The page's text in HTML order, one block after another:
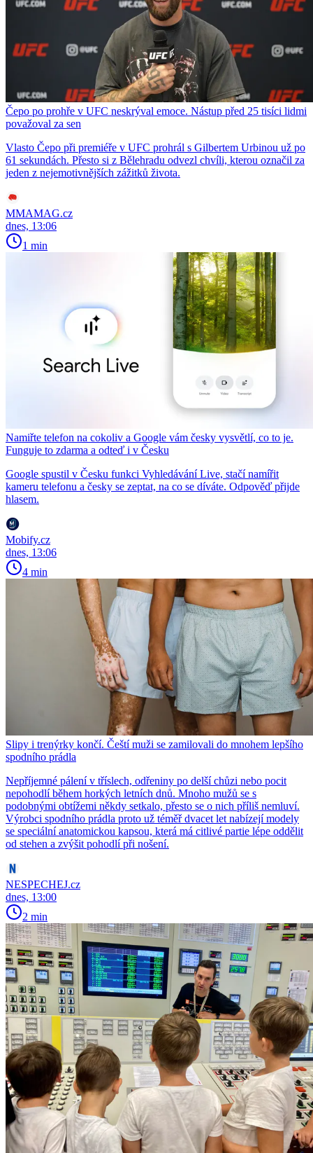
Čepo po prohře v UFC neskrýval emoce. Nástup před 25 tisíci lidmi
považoval za sen
Vlasto Čepo při premiéře v UFC prohrál s Gilbertem Urbinou už po
61 sekundách. Přesto si z Bělehradu odvezl chvíli, kterou označil za
jeden z nejemotivnějších zážitků života.
MMAMAG.cz
dnes, 13:06
1 min
Namiřte telefon na cokoliv a Google vám česky vysvětlí, co to je.
Funguje to zdarma a odteď i v Česku
Google spustil v Česku funkci Vyhledávání Live, stačí namířit
kameru telefonu a česky se zeptat, na co se díváte. Odpověď přijde
hlasem.
Mobify.cz
dnes, 13:06
4 min
Slipy i trenýrky končí. Čeští muži se zamilovali do mnohem lepšího
spodního prádla
Nepříjemné pálení v tříslech, odřeniny po delší chůzi nebo pocit
nepohodlí během horkých letních dnů. Mnoho mužů se s
podobnými obtížemi někdy setkalo, přesto se o nich příliš nemluví.
Výrobci spodního prádla proto už téměř dvacet let nabízejí modely
se speciální anatomickou kapsou, která má citlivé partie lépe oddělit
od stehen a zvýšit pohodlí při nošení.
NESPECHEJ.cz
dnes, 13:00
2 min